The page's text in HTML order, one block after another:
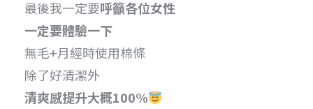
最後我一定要呼籲各位女性
一定要體驗一下
無毛+月經時使用棉條
除了好清潔外
清爽感提升大概100%